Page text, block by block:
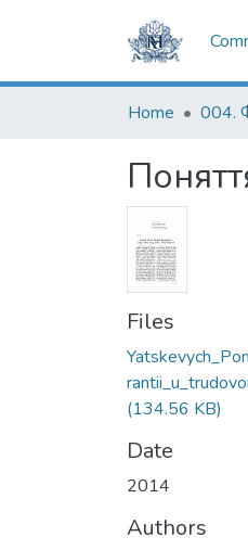
Home
Files
(134.56 KB)
Date
2014
Authors